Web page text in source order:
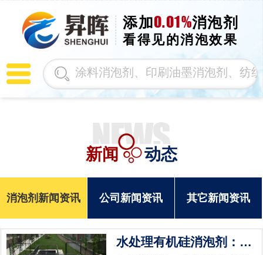
添加0.01%消泡剂
看得见的消泡效果
新闻动态
消泡剂新闻资讯 公司新闻资讯 其它新闻资讯
水处理有机硅消泡剂：作用效应与实际价值